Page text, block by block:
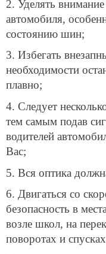
2. Уделять
автомобиля,
состоянию шин;
3. Избегать
необходимости
плавно;
4. Следует
тем самым подав
водителей
Вас;
5. Вся оптика
6. Двигаться со
безопасность в
возле школ, на
поворотах и